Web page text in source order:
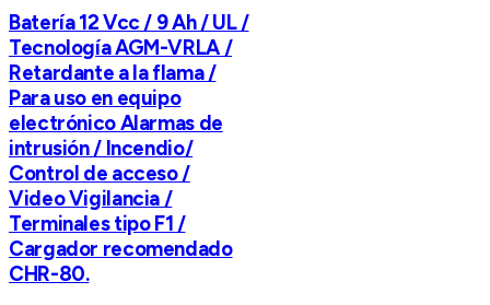
Batería 12 Vcc / 9 Ah / UL /
Tecnología AGM-VRLA /
Retardante a la flama /
Para uso en equipo
electrónico Alarmas de
intrusión / Incendio/
Control de acceso /
Video Vigilancia /
Terminales tipo F1 /
Cargador recomendado
CHR-80.